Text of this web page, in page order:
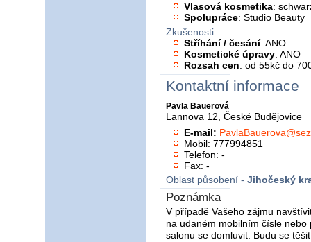
Vlasová kosmetika:
Spolupráce: Studio Beauty
Zkušenosti
Stříhání / česání: ANO
Kosmetické úpravy: ANO
Rozsah cen: od 55kč do
Kontaktní informace
Pavla Bauerová
Lannova 12, České Budějovice
E-mail:
Mobil: 777994851
Telefon: -
Fax: -
Oblast působení - Jihočeský
Poznámka
V případě Vašeho zájmu
na udaném mobilním čísle nebo
salonu se domluvit. Budu se